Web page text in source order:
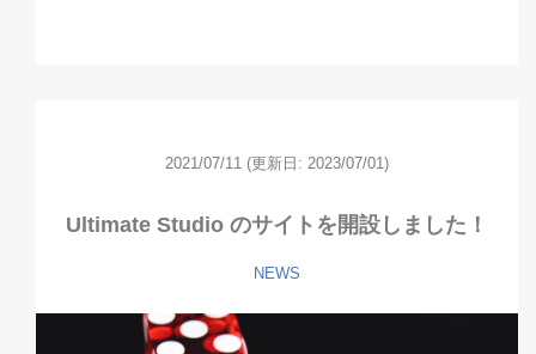
2021/07/11 (更新日: 2023/07/01)
Ultimate Studio のサイトを開設しました！
NEWS